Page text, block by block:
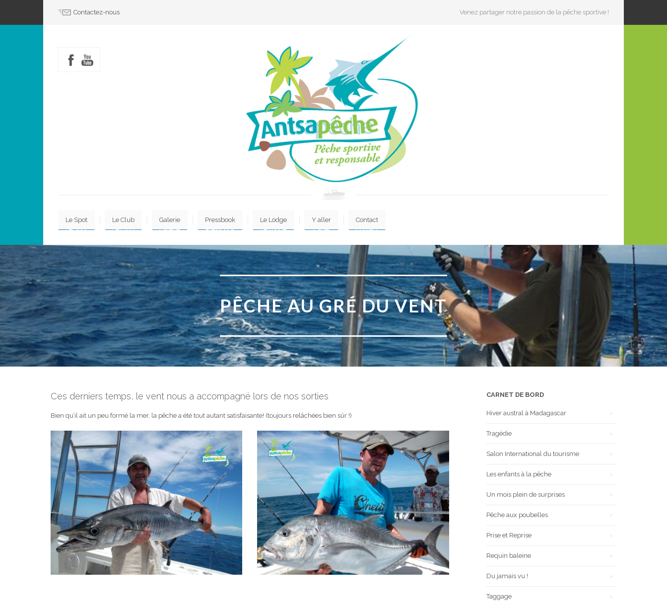
Contactez-nous Venez partager notre passion de la pêche sportive !
Le Spot Le Club Galerie Pressbook Le Lodge Y aller Contact
PÊCHE AU GRÉ DU VENT
Ces derniers temps, le vent nous a accompagné lors de nos sorties
Bien qu’il ait un peu formé la mer, la pêche a été tout autant satisfaisante! (toujours relâchées bien sûr !)
CARNET DE BORD
Hiver austral à Madagascar
Tragédie
Salon International du tourisme
Les enfants à la pêche
Un mois plein de surprises
Pêche aux poubelles
Prise et Reprise
Requin baleine
Du jamais vu !
Taggage